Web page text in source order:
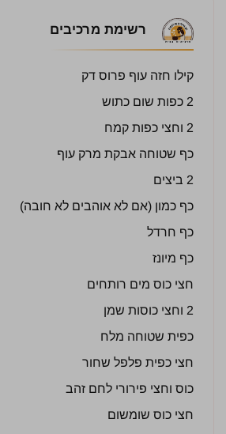
רשימת מרכיבים
קילו חזה עוף פרוס דק
2 כפות שום כתוש
2 וחצי כפות קמח
כף שטוחה אבקת מרק עוף
2 ביצים
כף כמון (אם לא אוהבים לא חובה)
כף חרדל
כף מיונז
חצי כוס מים רותחים
2 וחצי כוסות שמן
כפית שטוחה מלח
חצי כפית פלפל שחור
כוס וחצי פירורי לחם זהב
חצי כוס שומשום